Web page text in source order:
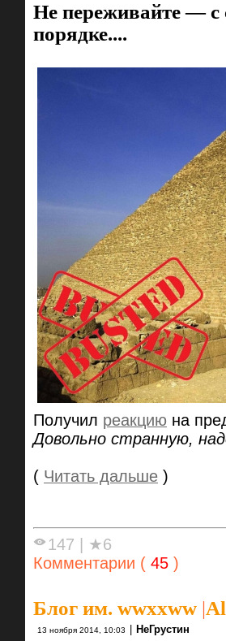
Не переживайте — с
порядке....
Получил реакцию на
Довольно странную,
( Читать дальше )
147 | ★6
Комментарии ( 45 )
Блог им. wwxxww |
13 ноября 2014, 10:03 | НеГрустин